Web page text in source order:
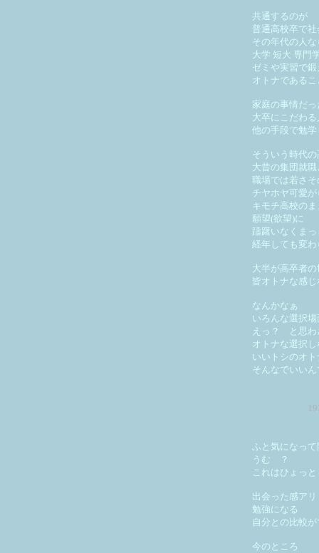
共通するのが
普通高校卒で
その年代の人
大学 短大 専門
ゼミや実習で
オトナである
家庭の事情だ
大卒にこだわる
他の手段で勉学
そういう時代の
大昔の集団就
職場では若さ
チヤホヤ可愛が
キモチ高校の
願望(欲望)に
躊躇いなくま
経年しても変わ
大半が高卒者
皆オトナな感じ
なんかなぁ
いろんな選択場
えっ？ と思わ
オトナな選択
いいトシのオト
そんなでいい
ふと気になって
うむ ？
これはひょっと
出会った感アリ
勉強になる
自分との比較
今のところ